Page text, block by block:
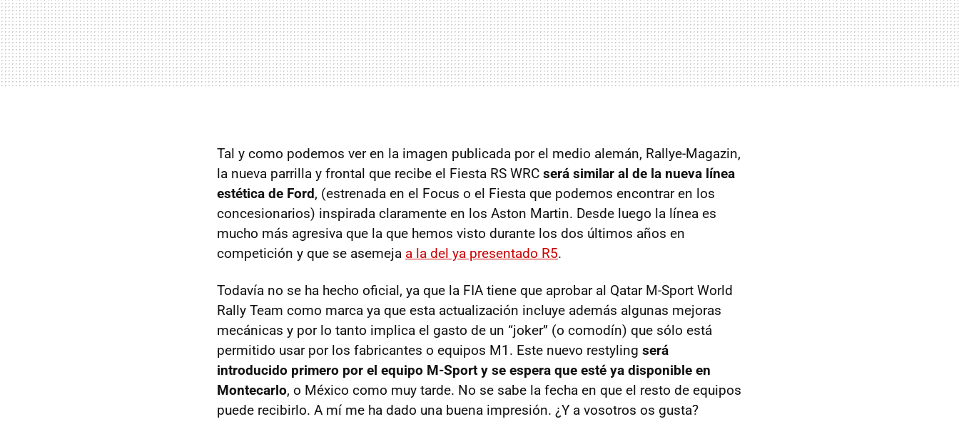
Tal y como podemos ver en la imagen publicada por el medio alemán, Rallye-Magazin,
la nueva parrilla y frontal que recibe el Fiesta RS WRC será similar al de la nueva línea
estética de Ford, (estrenada en el Focus o el Fiesta que podemos encontrar en los
concesionarios) inspirada claramente en los Aston Martin. Desde luego la línea es
mucho más agresiva que la que hemos visto durante los dos últimos años en
competición y que se asemeja a la del ya presentado R5.
Todavía no se ha hecho oficial, ya que la FIA tiene que aprobar al Qatar M-Sport World
Rally Team como marca ya que esta actualización incluye además algunas mejoras
mecánicas y por lo tanto implica el gasto de un “joker” (o comodín) que sólo está
permitido usar por los fabricantes o equipos M1. Este nuevo restyling será
introducido primero por el equipo M-Sport y se espera que esté ya disponible en
Montecarlo, o México como muy tarde. No se sabe la fecha en que el resto de equipos
puede recibirlo. A mí me ha dado una buena impresión. ¿Y a vosotros os gusta?